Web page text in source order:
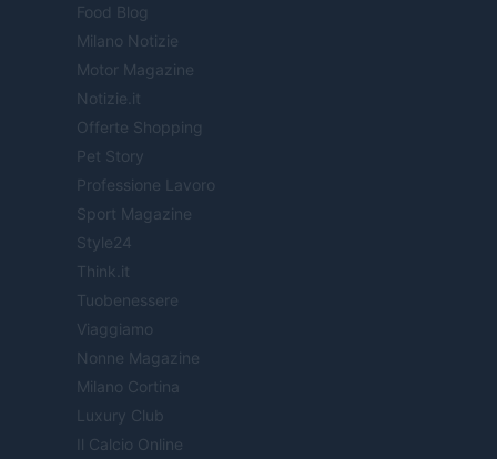
Food Blog
Milano Notizie
Motor Magazine
Notizie.it
Offerte Shopping
Pet Story
Professione Lavoro
Sport Magazine
Style24
Think.it
Tuobenessere
Viaggiamo
Nonne Magazine
Milano Cortina
Luxury Club
Il Calcio Online